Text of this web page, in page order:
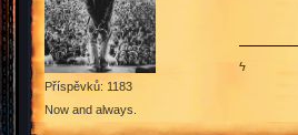
Příspěvků: 1183
Now and always.
ϟ